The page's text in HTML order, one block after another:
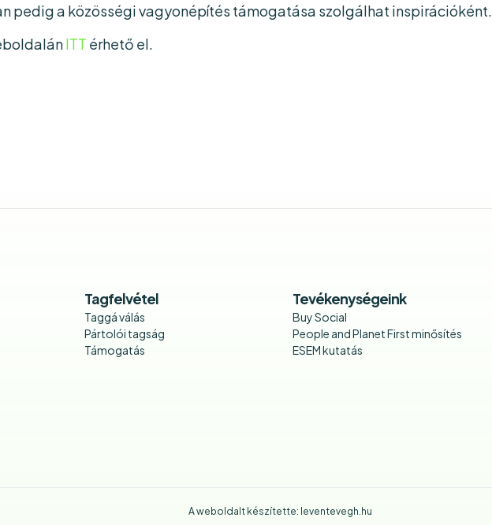
pedig a közösségi vagyonépítés támogatása szolgálhat inspirációként.
ITT érhető el.
Tagfelvétel
Taggá válás
Pártolói tagság
Támogatás
Tevékenységeink
Buy Social
People and Planet First minősítés
ESEM kutatás
A weboldalt készítette: leventevegh.hu